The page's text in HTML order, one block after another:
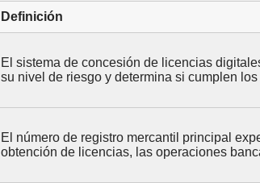
Definición
El sistema de concesión de licencias
su nivel de riesgo y determina si cumplen
El número de registro mercantil principal
obtención de licencias, las operaciones